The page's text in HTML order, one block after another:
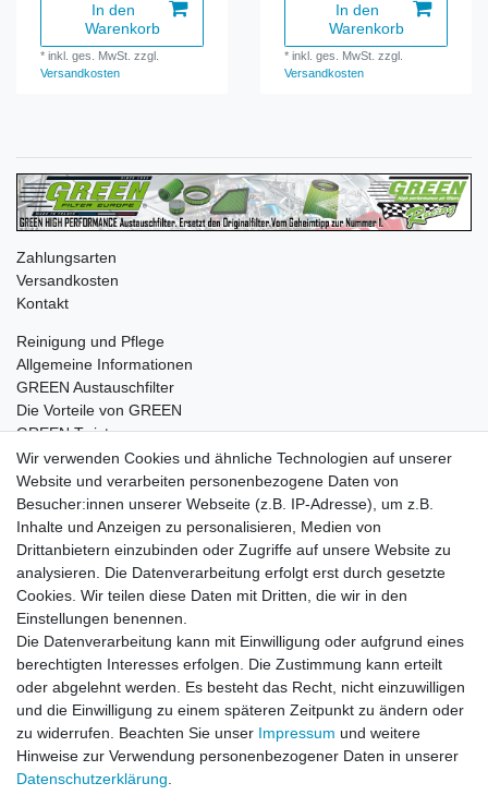
In den
Warenkorb
*inkl. ges. MwSt. zzgl.
Versandkosten
In den
Warenkorb
*inkl. ges. MwSt. zzgl.
Versandkosten
Zahlungsarten
Versandkosten
Kontakt
Reinigung und Pflege
Allgemeine Informationen
GREEN Austauschfilter
Die Vorteile von GREEN
GREEN Twister
Impressum Daten­schutz­erklärung AGB
Barrierefreiheitserklärung Widerrufs­recht
Vertrag widerrufen Kontakt
© Copyright 2026 | Alle Rechte vorbehalten.
Wir verwenden Cookies und ähnliche Technologien auf unserer
Website und verarbeiten personenbezogene Daten von
Besucher:innen unserer Webseite (z.B. IP-Adresse), um z.B.
Inhalte und Anzeigen zu personalisieren, Medien von
Drittanbietern einzubinden oder Zugriffe auf unsere Website zu
analysieren. Die Datenverarbeitung erfolgt erst durch gesetzte
Cookies. Wir teilen diese Daten mit Dritten, die wir in den
Einstellungen benennen.
Die Datenverarbeitung kann mit Einwilligung oder aufgrund eines
berechtigten Interesses erfolgen. Die Zustimmung kann erteilt
oder abgelehnt werden. Es besteht das Recht, nicht einzuwilligen
und die Einwilligung zu einem späteren Zeitpunkt zu ändern oder
zu widerrufen. Beachten Sie unser Impressum und weitere
Hinweise zur Verwendung personenbezogener Daten in unserer
Daten­schutz­erklärung